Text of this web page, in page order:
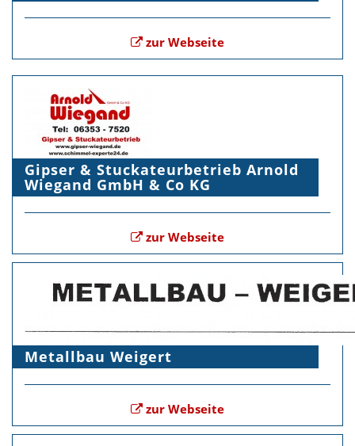
zur Webseite
Gipser & Stuckateurbetrieb Arnold
Wiegand GmbH & Co KG
zur Webseite
Metallbau Weigert
zur Webseite